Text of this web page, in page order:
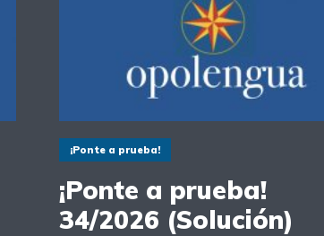
¡Ponte a prueba!
¡Ponte a prueba!
34/2026 (Solución)